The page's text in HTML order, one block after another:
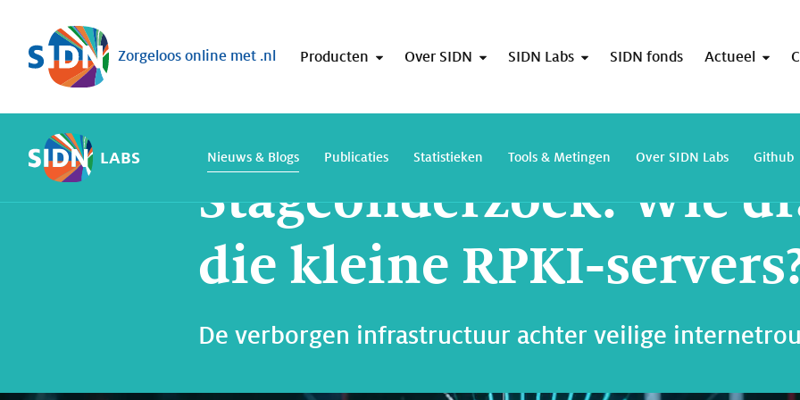
Sla navigatie over
Zorgeloos online met .nl Producten Over SIDN SIDN Labs SIDN fonds Actueel
LABS Nieuws & Blogs Publicaties Statistieken Tools & Metingen Over SIDN Labs Github
Stageonderzoek: Wie
die kleine RPKI-
De verborgen infrastructuur achter veilige